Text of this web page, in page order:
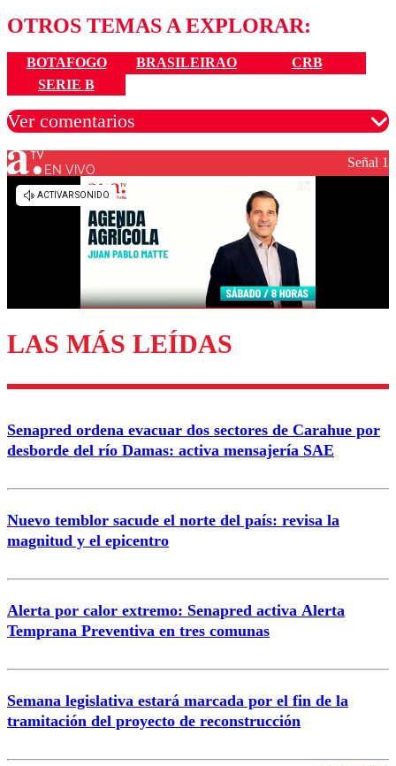
OTROS TEMAS A EXPLORAR:
BOTAFOGO BRASILEIRAO
CRB
SERIE B
Ver comentarios
Los comentarios son moderados para garantizar un
diálogo respetuoso.
Enviar comentario
EN VIVO Señal 1
LAS MÁS LEÍDAS
Senapred ordena evacuar dos sectores de Carahue por
desborde del río Damas: activa mensajería SAE
Nuevo temblor sacude el norte del país: revisa la
magnitud y el epicentro
Alerta por calor extremo: Senapred activa Alerta
Temprana Preventiva en tres comunas
Semana legislativa estará marcada por el fin de la
tramitación del proyecto de reconstrucción